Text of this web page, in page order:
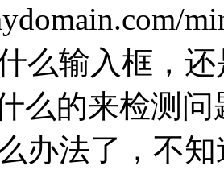
么输入框，
么的来检测
办法了，不